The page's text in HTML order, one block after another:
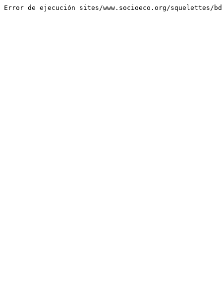
Error de ejecución sites/www.socioeco.org/squelettes/